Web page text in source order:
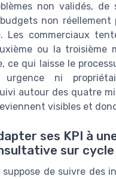
non validés, de
non réellement
Les commerciaux
ou la troisième
ce qui laisse le
urgence ni
autour des quatre
visibles et
ses KPI à
sur cycle
suppose de suivre des